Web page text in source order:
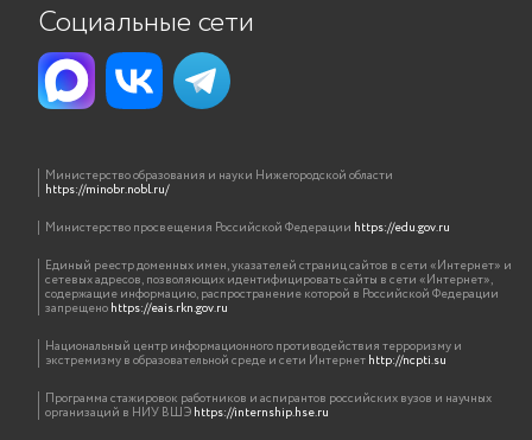
Социальные сети
Министерство образования и науки Нижегородской области
https://minobr.nobl.ru/
Министерство просвещения Российской Федерации https://edu.gov.ru
Единый реестр доменных имен, указателей страниц сайтов в сети «Интернет» и
сетевых адресов, позволяющих идентифицировать сайты в сети «Интернет»,
содержащие информацию, распространение которой в Российской Федерации
запрещеноhttps://eais.rkn.gov.ru
Национальный центр информационного противодействия терроризму и
экстремизму в образовательной среде и сети Интернетhttp://ncpti.su
Программа стажировок работников и аспирантов российских вузов и научных
организаций в НИУ ВШЭhttps://internship.hse.ru